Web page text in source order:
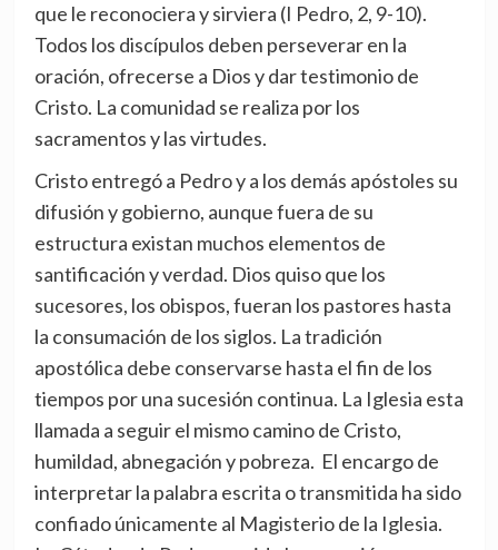
que le reconociera y sirviera (I Pedro, 2, 9-10).
Todos los discípulos deben perseverar en la
oración, ofrecerse a Dios y dar testimonio de
Cristo. La comunidad se realiza por los
sacramentos y las virtudes.
Cristo entregó a Pedro y a los demás apóstoles su
difusión y gobierno, aunque fuera de su
estructura existan muchos elementos de
santificación y verdad. Dios quiso que los
sucesores, los obispos, fueran los pastores hasta
la consumación de los siglos. La tradición
apostólica debe conservarse hasta el fin de los
tiempos por una sucesión continua. La Iglesia esta
llamada a seguir el mismo camino de Cristo,
humildad, abnegación y pobreza. El encargo de
interpretar la palabra escrita o transmitida ha sido
confiado únicamente al Magisterio de la Iglesia.